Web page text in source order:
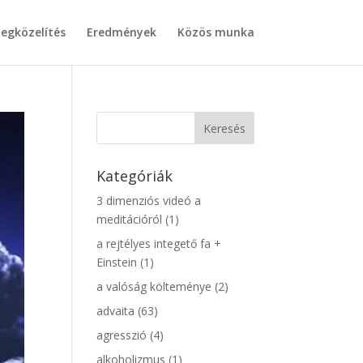
Eredmények Közös munka
Kategóriák
3 dimenziós videó a
meditációról (1)
a rejtélyes integető fa +
Einstein (1)
a valóság költeménye (2)
advaita (63)
agresszió (4)
alkoholizmus (1)